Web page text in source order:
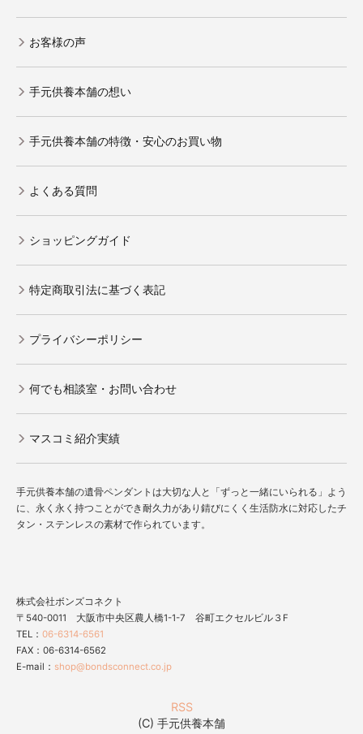
お客様の声
手元供養本舗の想い
手元供養本舗の特徴・安心のお買い物
よくある質問
ショッピングガイド
特定商取引法に基づく表記
プライバシーポリシー
何でも相談室・お問い合わせ
マスコミ紹介実績
手元供養本舗の遺骨ペンダントは大切な人と「ずっと一緒にいられる」よう
に、永く永く持つことができ耐久力があり錆びにくく生活防水に対応したチ
タン・ステンレスの素材で作られています。
株式会社ボンズコネクト
〒540-0011 大阪市中央区農人橋1-1-7 谷町エクセルビル３F
TEL： 06-6314-6561
FAX：06-6314-6562
E-mail： shop@bondsconnect.co.jp
RSS
(C) 手元供養本舗